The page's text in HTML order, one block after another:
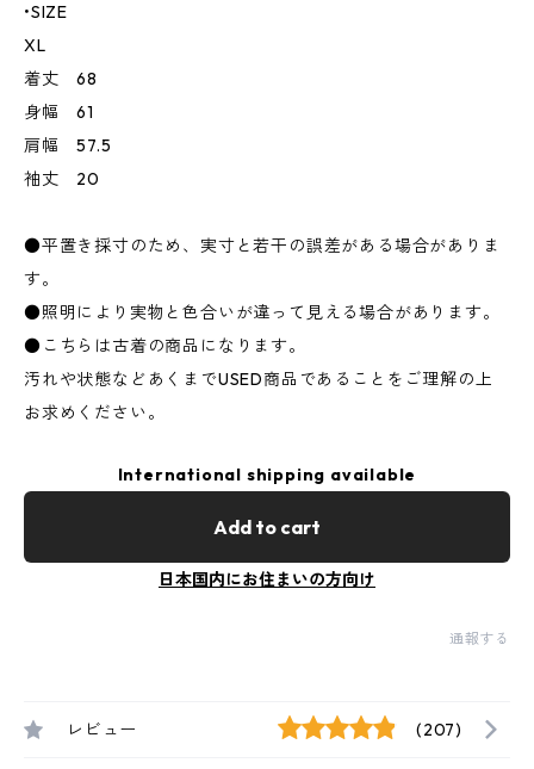
•SIZE
XL
着丈 68
身幅 61
肩幅 57.5
袖丈 20
●平置き採寸のため、実寸と若干の誤差がある場合がありま
す。
●照明により実物と色合いが違って見える場合があります。
●こちらは古着の商品になります。
汚れや状態などあくまでUSED商品であることをご理解の上
お求めください。
International shipping available
Add to cart
日本国内にお住まいの方向け
通報する
レビュー (207)